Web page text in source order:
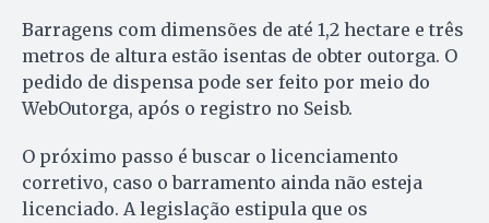
Barragens com dimensões de até 1,2 hectare e três
metros de altura estão isentas de obter outorga. O
pedido de dispensa pode ser feito por meio do
WebOutorga, após o registro no Seisb.
O próximo passo é buscar o licenciamento
corretivo, caso o barramento ainda não esteja
licenciado. A legislação estipula que os